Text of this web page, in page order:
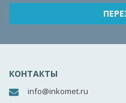
КОНТАКТЫ
info@inkomet.ru